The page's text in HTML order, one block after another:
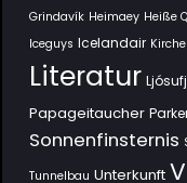
Grindavík Heimaey Heiße
Iceguys Icelandair
Literatur
Papageitaucher
Sonnenfinsternis
Tunnelbau Unterkunft